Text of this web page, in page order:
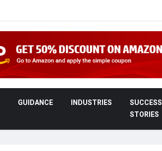
GUIDANCE INDUSTRIES
SUCCESS
STORIES